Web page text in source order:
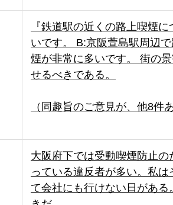
『鉄道駅の近くの路上喫煙
いです。 B:京阪萱島駅周辺
煙が非常に多いです。 街の
せるべきである。
（同趣旨のご意見が、他8件
大阪府下では受動喫煙防止
っている違反者が多い。私
て会社にも行けない日があ